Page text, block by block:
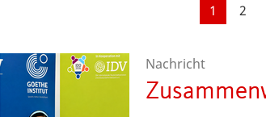
Aktuelle
1 Seite
2
Nachricht